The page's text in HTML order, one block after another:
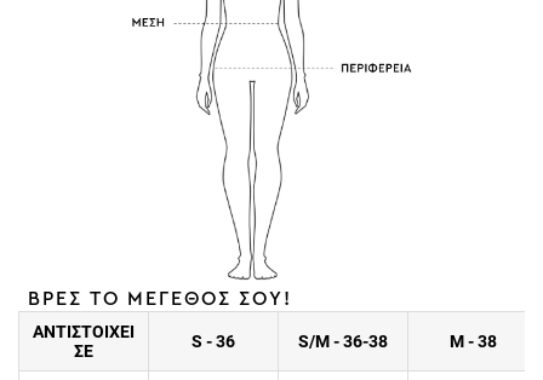
ΒΡΕΣ ΤΟ ΜΕΓΕΘΟΣ ΣΟΥ!
ΑΝΤΙΣΤΟΙΧΕΙ
ΣΕ
S - 36 S/M - 36-38 M - 38